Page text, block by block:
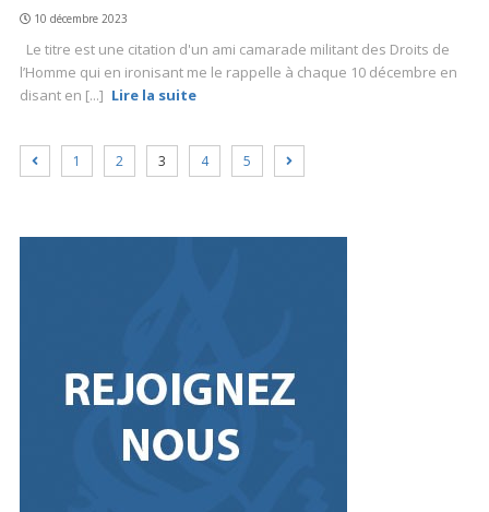
10 décembre 2023
Le titre est une citation d'un ami camarade militant des Droits de
l’Homme qui en ironisant me le rappelle à chaque 10 décembre en
disant en [...] Lire la suite
1 2 3 4 5